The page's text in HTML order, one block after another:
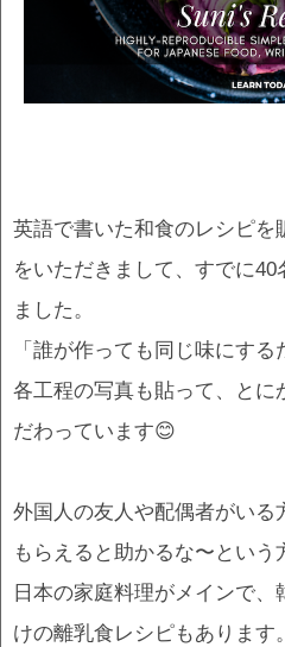
英語で書いた和食のレシピ
をいただきまして、すでに
ました。
「誰が作っても同じ味にする
各工程の写真も貼って、とに
だわっています😊
外国人の友人や配偶者がいる
もらえると助かるな〜とい
日本の家庭料理がメインで
けの離乳食レシピもあります